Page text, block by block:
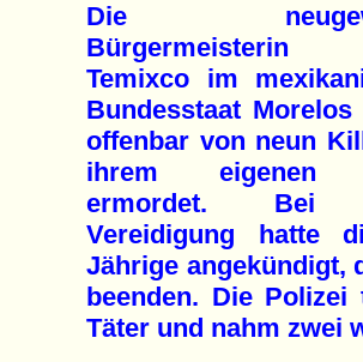
Die
Temixco im
Bundesstaat Morelos
offenbar von neun
ihrem eigenen
ermordet. Bei
Vereidigung hatte
Jährige angekündigt,
beenden. Die
Täter und nahm zwei